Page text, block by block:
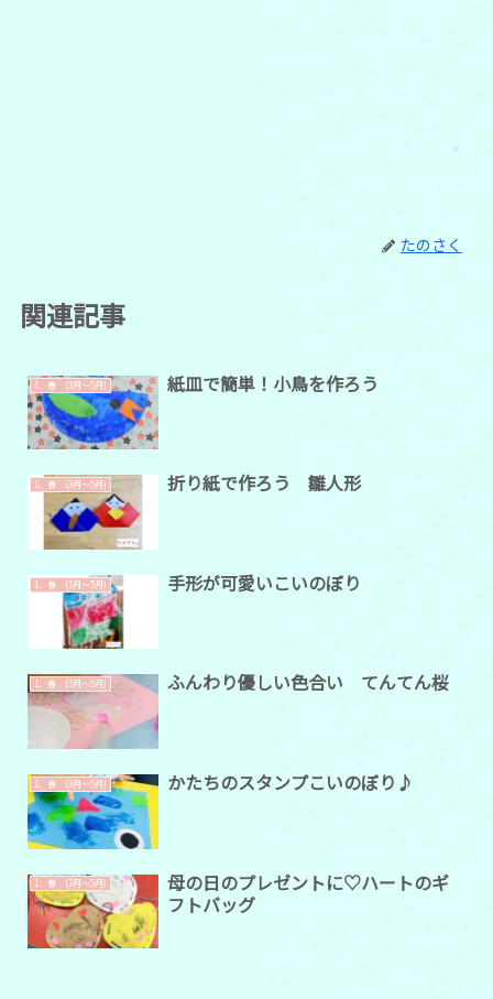
たのさく
関連記事
1．春 (3月～5月) 紙皿で簡単！小鳥を作ろう
1．春 (3月～5月) 折り紙で作ろう 雛人形
1．春 (3月～5月) 手形が可愛いこいのぼり
1．春 (3月～5月) ふんわり優しい色合い てんてん桜
1．春 (3月～5月) かたちのスタンプこいのぼり♪
1．春 (3月～5月)
母の日のプレゼントに♡ハートのギ
フトバッグ